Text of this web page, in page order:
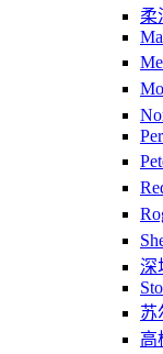
柔
深
苏
高